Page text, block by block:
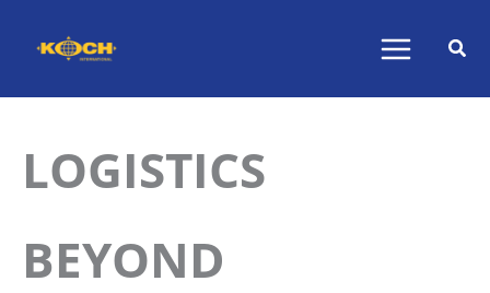
Inhalt
LOGISTICS
BEYOND